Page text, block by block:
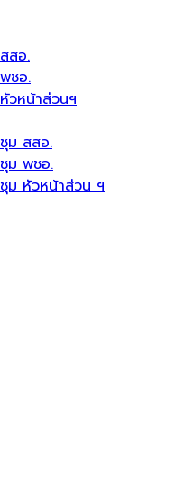
สอ.
ชอ.
วหน้าส่วนฯ
ม สสอ.
ม พชอ.
ม หัวหน้าส่วน ฯ